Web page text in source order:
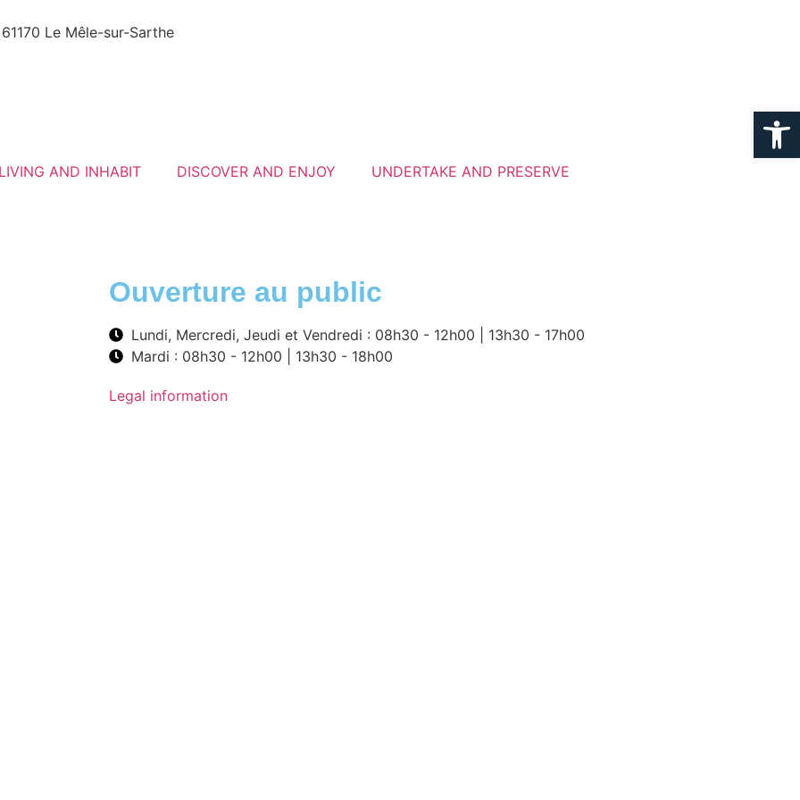
Le Mêle-sur-Sarthe
LIVING AND INHABIT DISCOVER AND ENJOY UNDERTAKE AND PRESERVE
Ouverture au public
Lundi, Mercredi, Jeudi et Vendredi : 08h30 - 12h00 | 13h30 - 17h00
Mardi : 08h30 - 12h00 | 13h30 - 18h00
Legal information
Ouvrir